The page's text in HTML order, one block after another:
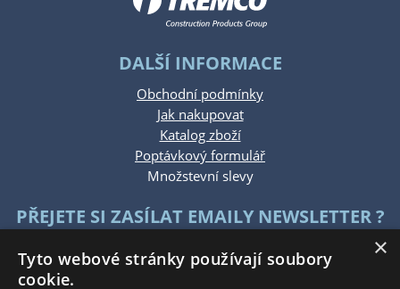
DALŠÍ INFORMACE
Obchodní podmínky
Jak nakupovat
Katalog zboží
Poptávkový formulář
Množstevní slevy
PŘEJETE SI ZASÍLAT EMAILY NEWSLETTER ?
×
Tyto webové stránky používají soubory
cookie.